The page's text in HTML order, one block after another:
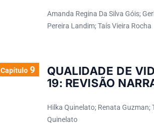
Amanda Regina Da Silva Góis;
Pereira Landim; Taís Vieira Rocha
Capítulo9
QUALIDADE DE
19: REVISÃO
Hilka Quinelato; Renata Guzman;
Quinelato